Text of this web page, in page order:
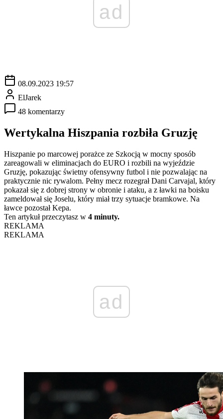
ad
08.09.2023 19:57
ElJarek
48 komentarzy
Wertykalna Hiszpania rozbiła Gruzję
Hiszpanie po marcowej porażce ze Szkocją w mocny sposób
zareagowali w eliminacjach do EURO i rozbili na wyjeździe
Gruzję, pokazując świetny ofensywny futbol i nie pozwalając na
praktycznie nic rywalom. Pełny mecz rozegrał Dani Carvajal, który
pokazał się z dobrej strony w obronie i ataku, a z ławki na boisku
zameldował się Joselu, który miał trzy sytuacje bramkowe. Na
ławce pozostał Kepa.
Ten artykuł przeczytasz w 4 minuty.
REKLAMA
REKLAMA
ad